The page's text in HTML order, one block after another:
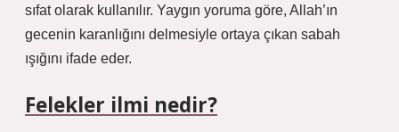
sıfat olarak kullanılır. Yaygın yoruma göre, Allah’ın
gecenin karanlığını delmesiyle ortaya çıkan sabah
ışığını ifade eder.
Felekler ilmi nedir?